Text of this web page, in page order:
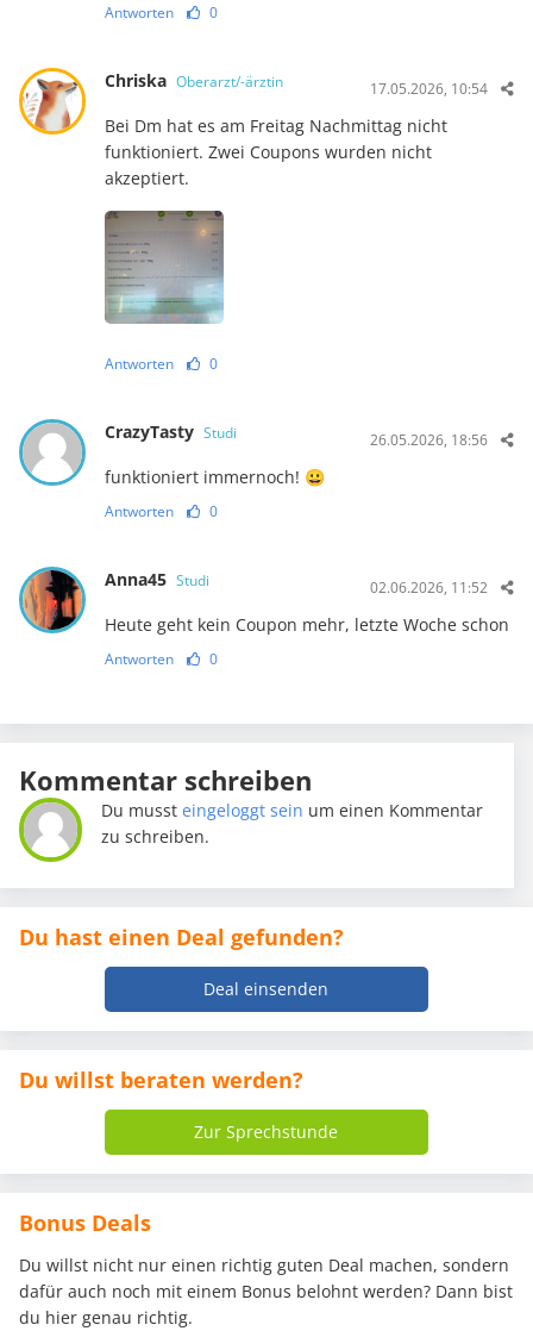
Antworten 0
Chriska Oberarzt/-ärztin 17.05.2026, 10:54
Bei Dm hat es am Freitag Nachmittag nicht
funktioniert. Zwei Coupons wurden nicht
akzeptiert.
Antworten 0
CrazyTasty Studi 26.05.2026, 18:56
funktioniert immernoch! 😀
Antworten 0
Anna45 Studi 02.06.2026, 11:52
Heute geht kein Coupon mehr, letzte Woche schon
Antworten 0
Kommentar schreiben
Du mussteingeloggt sein um einen Kommentar
zu schreiben.
Du hast einen Deal gefunden?
Deal einsenden
Du willst beraten werden?
Zur Sprechstunde
Bonus Deals
Du willst nicht nur einen richtig guten Deal machen, sondern
dafür auch noch mit einem Bonus belohnt werden? Dann bist
du hier genau richtig.